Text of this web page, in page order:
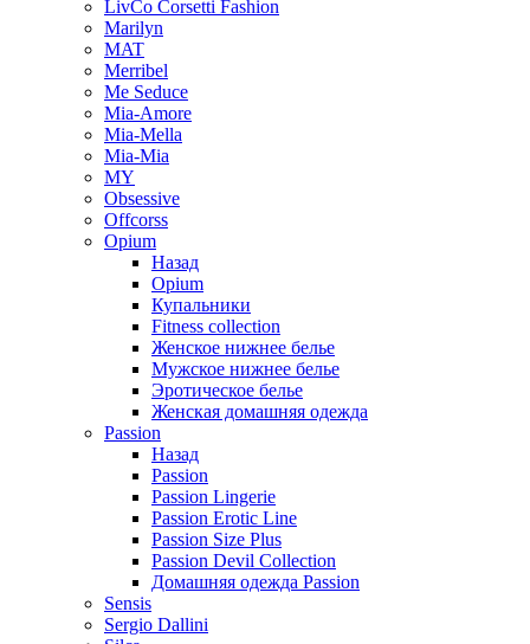
LivCo Corsetti Fashion
Marilyn
MAT
Merribel
Me Seduce
Mia-Amore
Mia-Mella
Mia-Mia
MY
Obsessive
Offcorss
Opium
Назад
Opium
Купальники
Fitness collection
Женское нижнее белье
Мужское нижнее белье
Эротическое белье
Женская домашняя одежда
Passion
Назад
Passion
Passion Lingerie
Passion Erotic Line
Passion Size Plus
Passion Devil Collection
Домашняя одежда Passion
Sensis
Sergio Dallini